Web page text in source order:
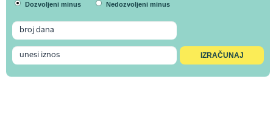
Dozvoljeni minus Nedozvoljeni minus